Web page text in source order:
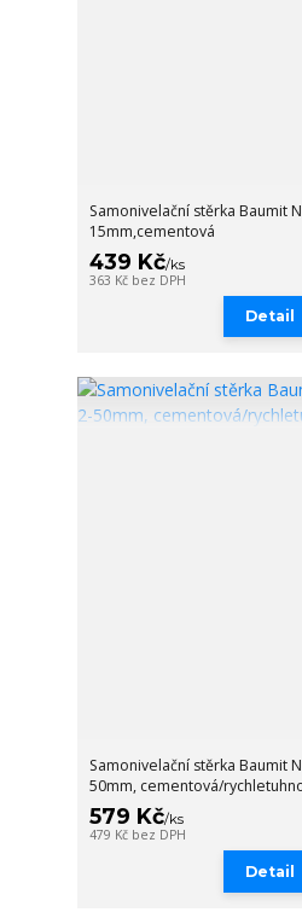
Samonivelační stěrka Baumit
15mm,cementová
439 Kč/ks
363 Kč bez DPH
Detail
Samonivelační stěrka Baumit
50mm, cementová/
579 Kč/ks
479 Kč bez DPH
Detail